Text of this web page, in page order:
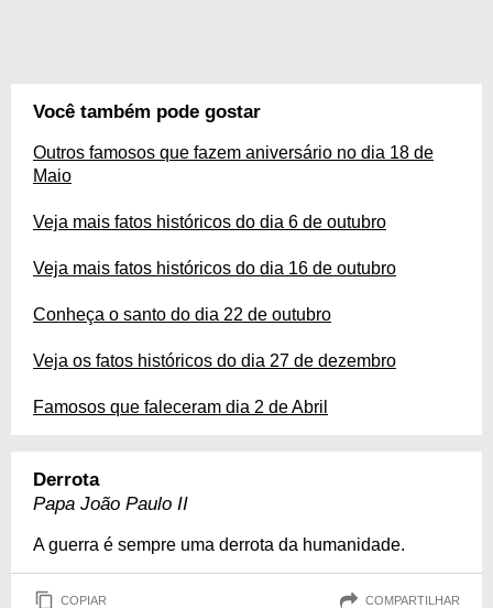
Você também pode gostar
Outros famosos que fazem aniversário no dia 18 de
Maio
Veja mais fatos históricos do dia 6 de outubro
Veja mais fatos históricos do dia 16 de outubro
Conheça o santo do dia 22 de outubro
Veja os fatos históricos do dia 27 de dezembro
Famosos que faleceram dia 2 de Abril
Derrota
Papa João Paulo II
A guerra é sempre uma derrota da humanidade.
COPIAR COMPARTILHAR